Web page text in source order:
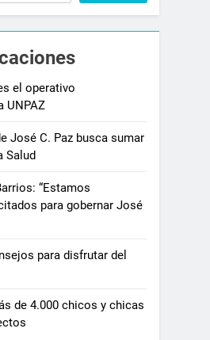
el operativo
UNPAZ
José C. Paz busca sumar
Salud
“Estamos
para gobernar José
para disfrutar del
de 4.000 chicos y chicas